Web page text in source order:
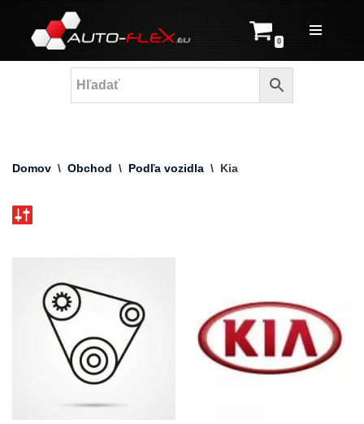
Prejsť
na
0
Domov \ Obchod \ Podľa vozidla \ Kia